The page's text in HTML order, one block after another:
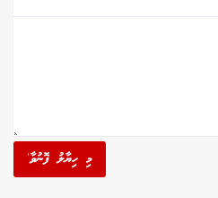
މި ހިޔާލު ފޮނުވާ'